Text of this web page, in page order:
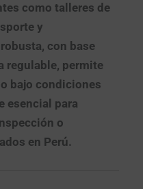
como talleres de
y
con base
regulable, permite
bajo condiciones
esencial para
o
en Perú.